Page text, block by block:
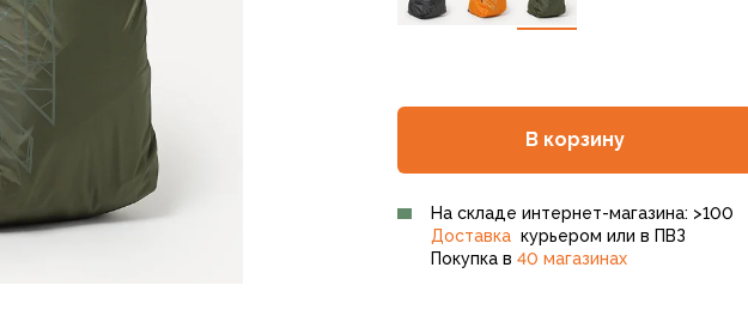
В корзину
На складе интернет-магазина: >100
Доставкакурьером или в ПВЗ
Покупка в 40 магазинах